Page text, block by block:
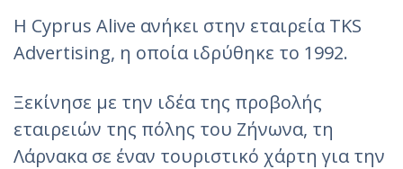
H Cyprus Alive ανήκει στην εταιρεία TKS
Advertising, η οποία ιδρύθηκε το 1992.
Ξεκίνησε με την ιδέα της προβολής
εταιρειών της πόλης του Ζήνωνα, τη
Λάρνακα σε έναν τουριστικό χάρτη για την